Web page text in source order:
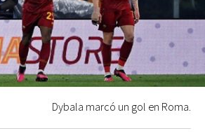
Dybala marcó un gol en Roma.